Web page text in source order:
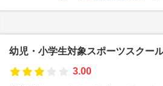
幼児・小学生対象スポーツスクー
3.00